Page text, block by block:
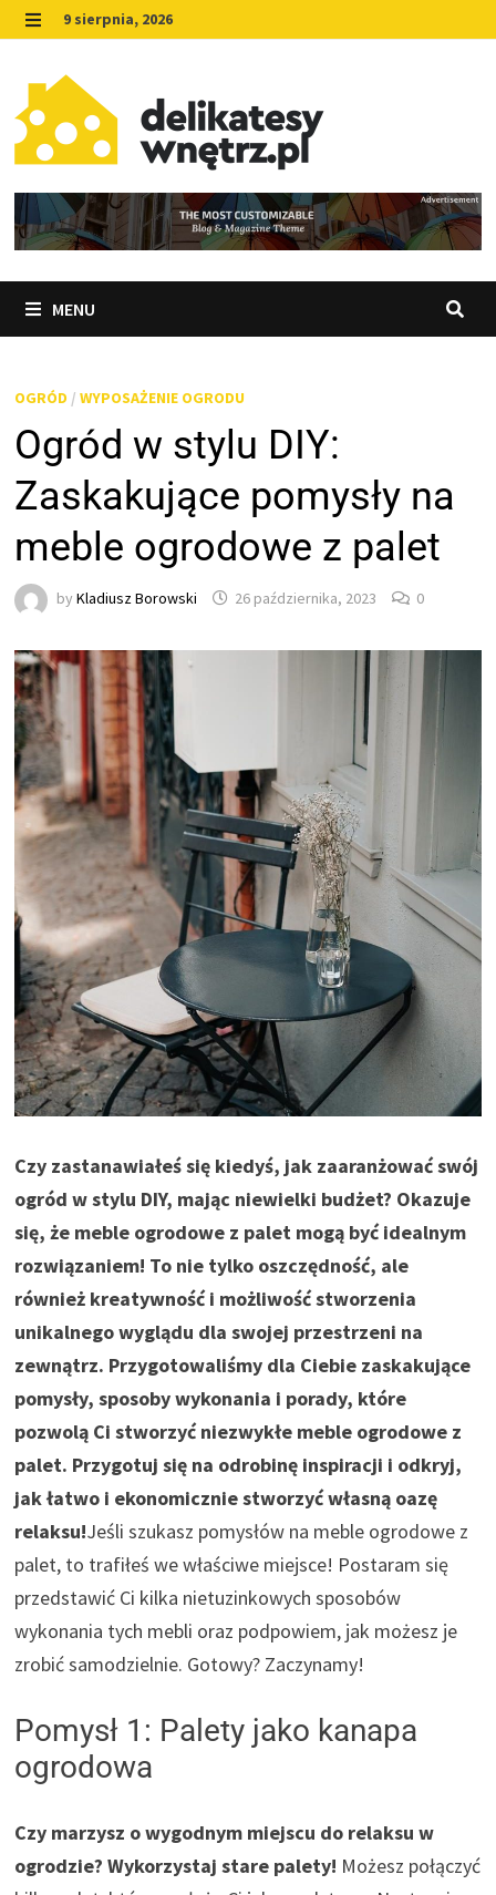
Skip
to
content
MENU
9 sierpnia, 2026
MENU
OGRÓD /WYPOSAŻENIE OGRODU
Ogród w stylu DIY:
Zaskakujące pomysły na
meble ogrodowe z palet
byKladiusz Borowski 26 października, 2023 0
Czy zastanawiałeś się kiedyś, jak zaaranżować swój
ogród w stylu DIY, mając niewielki budżet? Okazuje
się, że meble ogrodowe z palet mogą być idealnym
rozwiązaniem! To nie tylko oszczędność, ale
również kreatywność i możliwość stworzenia
unikalnego wyglądu dla swojej przestrzeni na
zewnątrz. Przygotowaliśmy dla Ciebie zaskakujące
pomysły, sposoby wykonania i porady, które
pozwolą Ci stworzyć niezwykłe meble ogrodowe z
palet. Przygotuj się na odrobinę inspiracji i odkryj,
jak łatwo i ekonomicznie stworzyć własną oazę
relaksu!Jeśli szukasz pomysłów na meble ogrodowe z
palet, to trafiłeś we właściwe miejsce! Postaram się
przedstawić Ci kilka nietuzinkowych sposobów
wykonania tych mebli oraz podpowiem, jak możesz je
zrobić samodzielnie. Gotowy? Zaczynamy!
Pomysł 1: Palety jako kanapa
ogrodowa
Czy marzysz o wygodnym miejscu do relaksu w
ogrodzie? Wykorzystaj stare palety! Możesz połączyć